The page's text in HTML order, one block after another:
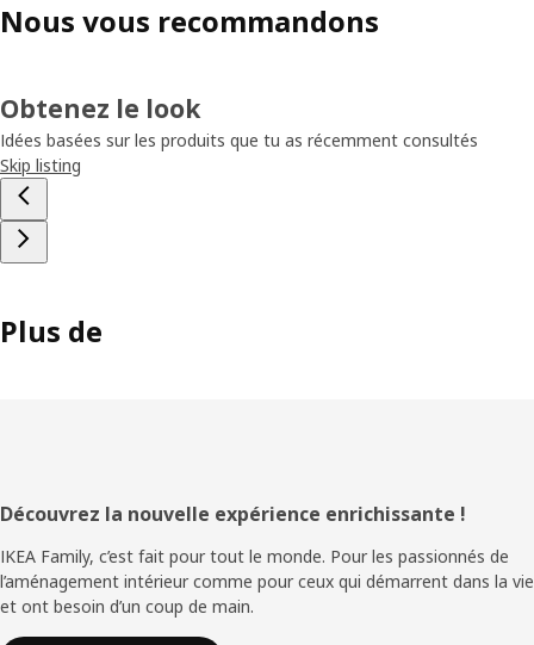
Nous vous recommandons
Obtenez le look
Idées basées sur les produits que tu as récemment consultés
Skip listing
Plus de
Pied
de
page
Découvrez la nouvelle expérience enrichissante !
IKEA Family, c’est fait pour tout le monde. Pour les passionnés de
l’aménagement intérieur comme pour ceux qui démarrent dans la vie
et ont besoin d’un coup de main.